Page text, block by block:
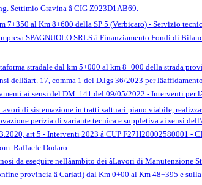
Settimio Gravina â CIG Z923D1AB69.
al Km 8+600 della SP 5 (Verbicaro) - Servizio
SPAGNUOLO SRLS â Finanziamento Fondi di
stradale dal km 5+000 al km 8+000 della strada
dellâart. 17, comma 1 del D.lgs 36/2023 per
ai sensi del DM. 141 del 09/05/2022 - Interventi per
di sistemazione in tratti saltuari piano viabile,
perizia di variante tecnica e suppletiva ai sensi
art.5 - Interventi 2023 â CUP F27H20002580001
Raffaele Dodaro
da eseguire nellâambito dei âLavori di
provincia â Cariati) dal Km 0+00 al Km 48+395 e